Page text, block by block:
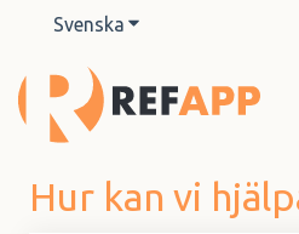
Svenska Visa undermenyer
Hur kan vi